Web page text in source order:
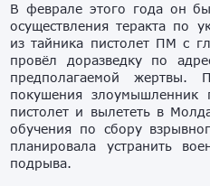
В феврале этого года он
осуществления теракта по
из тайника пистолет ПМ с
провёл доразведку по
предполагаемой жертвы.
покушения злоумышленник
пистолет и вылететь в
обучения по сбору
планировала устранить
подрыва.